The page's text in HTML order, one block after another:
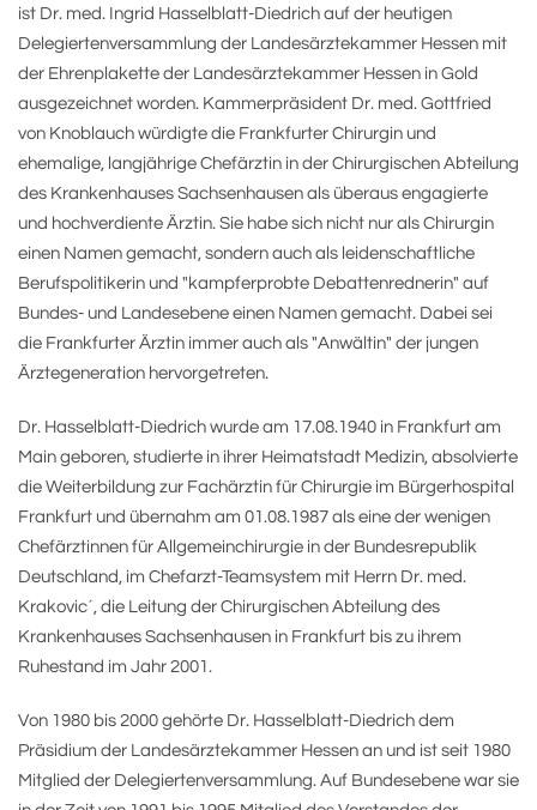
ist Dr. med. Ingrid Hasselblatt-Diedrich auf der heutigen
Delegiertenversammlung der Landesärztekammer Hessen mit
der Ehrenplakette der Landesärztekammer Hessen in Gold
ausgezeichnet worden. Kammerpräsident Dr. med. Gottfried
von Knoblauch würdigte die Frankfurter Chirurgin und
ehemalige, langjährige Chefärztin in der Chirurgischen Abteilung
des Krankenhauses Sachsenhausen als überaus engagierte
und hochverdiente Ärztin. Sie habe sich nicht nur als Chirurgin
einen Namen gemacht, sondern auch als leidenschaftliche
Berufspolitikerin und "kampferprobte Debattenrednerin" auf
Bundes- und Landesebene einen Namen gemacht. Dabei sei
die Frankfurter Ärztin immer auch als "Anwältin" der jungen
Ärztegeneration hervorgetreten.
Dr. Hasselblatt-Diedrich wurde am 17.08.1940 in Frankfurt am
Main geboren, studierte in ihrer Heimatstadt Medizin, absolvierte
die Weiterbildung zur Fachärztin für Chirurgie im Bürgerhospital
Frankfurt und übernahm am 01.08.1987 als eine der wenigen
Chefärztinnen für Allgemeinchirurgie in der Bundesrepublik
Deutschland, im Chefarzt-Teamsystem mit Herrn Dr. med.
Krakovic´, die Leitung der Chirurgischen Abteilung des
Krankenhauses Sachsenhausen in Frankfurt bis zu ihrem
Ruhestand im Jahr 2001.
Von 1980 bis 2000 gehörte Dr. Hasselblatt-Diedrich dem
Präsidium der Landesärztekammer Hessen an und ist seit 1980
Mitglied der Delegiertenversammlung. Auf Bundesebene war sie